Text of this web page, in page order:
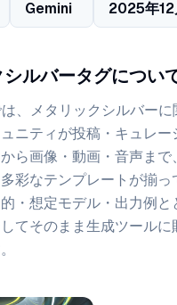
Gemini 2025年12
ルバータグについ
、 メタリックシルバーに
ニティが投稿・キュレー
ら画像・動画・音声ま
彩なテンプレートが揃っ
・想定モデル・出力例と
てそのまま生成ツール